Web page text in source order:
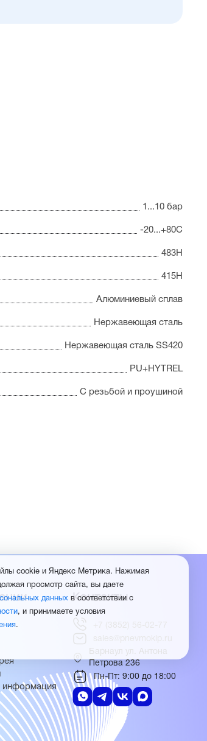
1...10 бар
-20...+80С
483Н
415Н
Алюминиевый сплав
Нержавеющая сталь
Нержавеющая сталь SS420
PU+HYTREL
С резьбой и проушиной
информация
Контакты
+7 (3852) 56-02-77
sales@pnevmokip.ru
Барнаул ул. Антона
Петрова 236
Пн-Пт: 9:00 до 18:00
cookie и Яндекс Метрика. Нажимая
просмотр сайта, вы даете
данных в соответствии с
, и принимаете условия
.